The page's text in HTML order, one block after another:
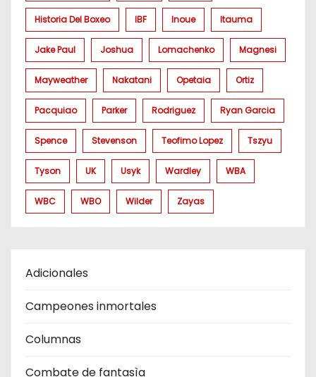
Historia Del Boxeo IBF Inoue Itauma
Jake Paul Joshua Lomachenko Magnesi
Mayweather Nakatani Opetaia Ortiz
Pacquiao Parker Rodriguez Ryan Garcia
Spence Stevenson Teofimo Lopez Tszyu
Tyson UK Usyk Wardley WBA
WBC WBO Wilder Zayas
Adicionales
Campeones inmortales
Columnas
Combate de fantasìa